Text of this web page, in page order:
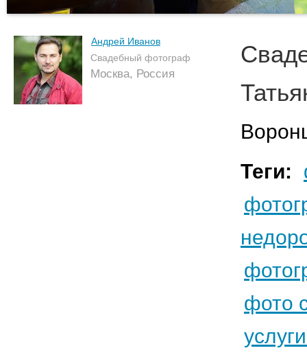
Андрей Иванов
Свадебный фотограф
Москва, Россия
Теги:
фото